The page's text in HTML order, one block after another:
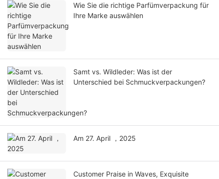
Wie Sie die richtige Parfümverpackung für
Ihre Marke auswählen
Samt vs. Wildleder: Was ist der
Unterschied bei Schmuckverpackungen?
Am 27. April ，2025
Customer Praise in Waves, Exquisite